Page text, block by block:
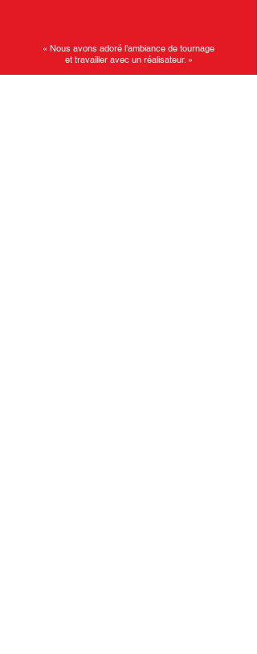
« Nous avons adoré l’ambiance de tournage
et travailler avec un réalisateur. »